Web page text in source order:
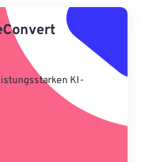
KI-